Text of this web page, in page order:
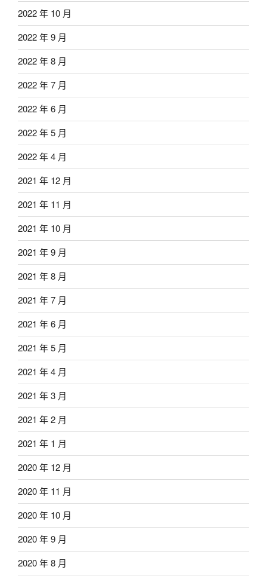
2022 年 10 月
2022 年 9 月
2022 年 8 月
2022 年 7 月
2022 年 6 月
2022 年 5 月
2022 年 4 月
2021 年 12 月
2021 年 11 月
2021 年 10 月
2021 年 9 月
2021 年 8 月
2021 年 7 月
2021 年 6 月
2021 年 5 月
2021 年 4 月
2021 年 3 月
2021 年 2 月
2021 年 1 月
2020 年 12 月
2020 年 11 月
2020 年 10 月
2020 年 9 月
2020 年 8 月